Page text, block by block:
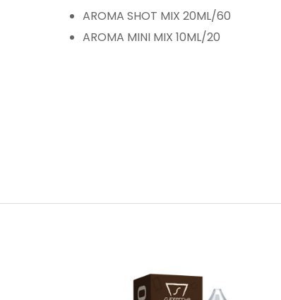
AROMA SHOT MIX 20ML/60
AROMA MINI MIX 10ML/20